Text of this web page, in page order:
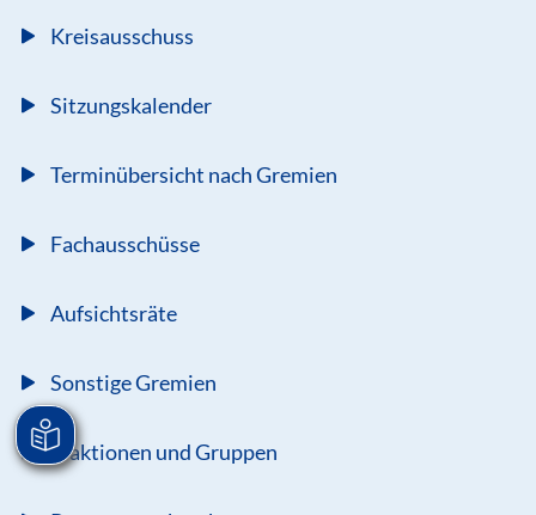
Kreisausschuss
Sitzungskalender
Terminübersicht nach Gremien
Fachausschüsse
Aufsichtsräte
Sonstige Gremien
Fraktionen und Gruppen